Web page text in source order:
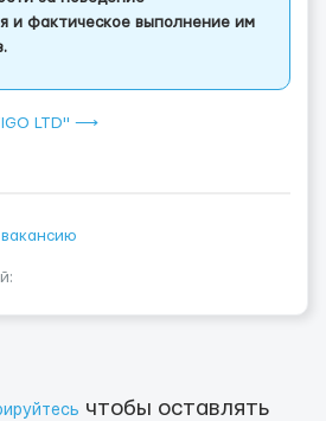
и фактическое выполнение им
LTD" ⟶
чтобы оставлять